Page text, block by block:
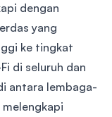
dengan
yang
ke tingkat
di seluruh dan
antara lembaga-